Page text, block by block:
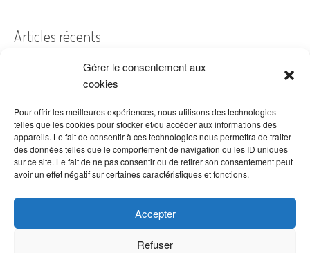
Gérer le consentement aux
cookies
Pour offrir les meilleures expériences, nous utilisons des technologies
telles que les cookies pour stocker et/ou accéder aux informations des
appareils. Le fait de consentir à ces technologies nous permettra de traiter
des données telles que le comportement de navigation ou les ID uniques
sur ce site. Le fait de ne pas consentir ou de retirer son consentement peut
avoir un effet négatif sur certaines caractéristiques et fonctions.
Accepter
Refuser
Articles récents
A quelles dates de l’année offre-t-on des fleurs ?
Les fleurs préférées des Français
Combien de fois arroser un cactus ?
Quelles fleurs offrir pour la fête des mères ?
Idées de décoration avec fleurs séchées